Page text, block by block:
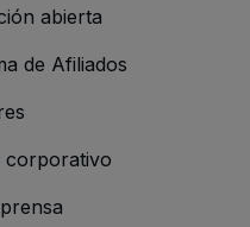
abierta
de Afiliados
corporativo